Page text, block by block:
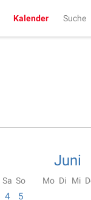
Kalender Suche
Sa So
4
5
Juni
Mo Di Mi